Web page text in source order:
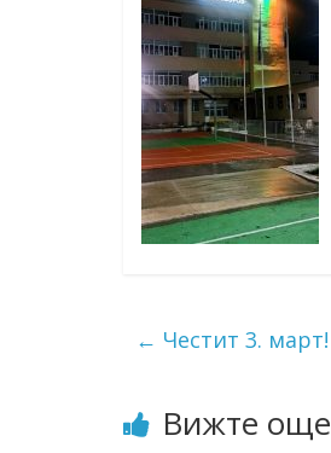
← Честит 3. март!
Вижте още